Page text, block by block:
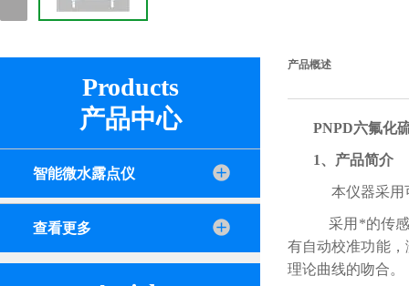
Products
产品中心
智能微水露点仪
查看更多
产品概述
PNPD六氟化
1、产品简介
本仪器采用
采用*的传感
有自动校准功能
理论曲线的吻合。